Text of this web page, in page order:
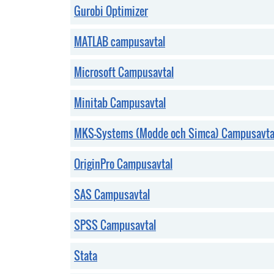
Gurobi Optimizer
MATLAB campusavtal
Microsoft Campusavtal
Minitab Campusavtal
MKS-Systems (Modde och Simca)
OriginPro Campusavtal
SAS Campusavtal
SPSS Campusavtal
Stata